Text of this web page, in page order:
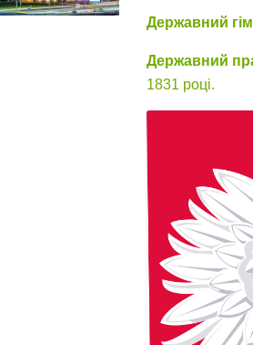
Державний
Державний
1831 році.